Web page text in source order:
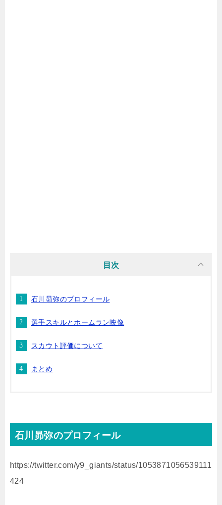
目次
石川昴弥のプロフィール
選手スキルとホームラン映像
スカウト評価について
まとめ
石川昴弥のプロフィール
https://twitter.com/y9_giants/status/1053871056539111
424